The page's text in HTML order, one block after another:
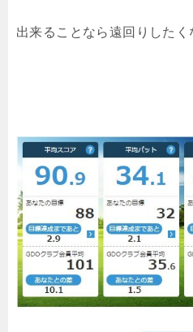
出来ることなら遠回りしたく